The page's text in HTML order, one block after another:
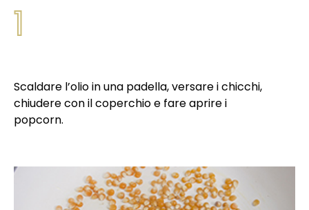
1
Scaldare l’olio in una padella, versare i chicchi,
chiudere con il coperchio e fare aprire i
popcorn.